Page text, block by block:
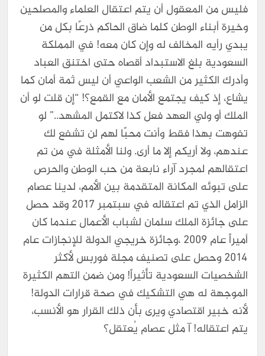
فليس من المعقول أن يتم اعتقال العلماء والمصلحين
وخيرة أبناء الوطن كلما ضاق الحاكم ذرعًا بكل من
يبدي رأيه المخالف له وإن كان معه! في المملكة
السعودية بلغ الاستبداد أقصاه حتى اختنق العباد
وأدرك الكثير من الشعب الواعي أن ليس ثمة أمان كما
يشاع، إذ كيف يجتمع الأمان مع القمع؟! “إن قلت لو أن
الملك أو ولي العهد فعل كذا لاكتمل المشهد..” لو
تفوهت بهذا فقط وأنت محبًا لهم لن تشفع لك
عندهم، ولا أريكم إلا ما أرى. ولنا الأمثلة في من تم
اعتقالهم لمجرد آراء نابعة من حب الوطن والحرص
على تبوئه المكانة المتقدمة بين الأمم، لدينا عصام
الزامل الذي تم اعتقاله في سبتمبر 2017 وقد حصل
على جائزة الملك سلمان لشباب الأعمال عندما كان
أميراً عام 2009 ،وجائزة خريجي الدولة للإنجازات عام
2014 وحصل على تصنيف مجلة فوربس لأكثر
الشخصيات السعودية تأثيراً! ومن ضمن التهم الكثيرة
الموجهة له هي التشكيك في صحة قرارات الدولة!
لأنه خبير اقتصادي ويرى بأن ذلك القرار هو الأنسب،
يتم اعتقاله! آ مثل عصام يُعتقل؟